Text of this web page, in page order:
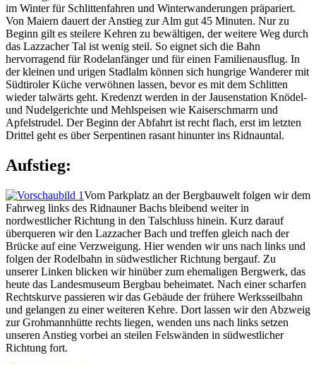
im Winter für Schlittenfahren und Winterwanderungen präpariert.
Von Maiern dauert der Anstieg zur Alm gut 45 Minuten. Nur zu
Beginn gilt es steilere Kehren zu bewältigen, der weitere Weg durch
das Lazzacher Tal ist wenig steil. So eignet sich die Bahn
hervorragend für Rodelanfänger und für einen Familienausflug. In
der kleinen und urigen Stadlalm können sich hungrige Wanderer mit
Südtiroler Küche verwöhnen lassen, bevor es mit dem Schlitten
wieder talwärts geht. Kredenzt werden in der Jausenstation Knödel-
und Nudelgerichte und Mehlspeisen wie Kaiserschmarrn und
Apfelstrudel. Der Beginn der Abfahrt ist recht flach, erst im letzten
Drittel geht es über Serpentinen rasant hinunter ins Ridnauntal.
Aufstieg:
Vom Parkplatz an der Bergbauwelt folgen wir dem
Fahrweg links des Ridnauner Bachs bleibend weiter in
nordwestlicher Richtung in den Talschluss hinein. Kurz darauf
überqueren wir den Lazzacher Bach und treffen gleich nach der
Brücke auf eine Verzweigung. Hier wenden wir uns nach links und
folgen der Rodelbahn in südwestlicher Richtung bergauf. Zu
unserer Linken blicken wir hinüber zum ehemaligen Bergwerk, das
heute das Landesmuseum Bergbau beheimatet. Nach einer scharfen
Rechtskurve passieren wir das Gebäude der frühere Werksseilbahn
und gelangen zu einer weiteren Kehre. Dort lassen wir den Abzweig
zur Grohmannhütte rechts liegen, wenden uns nach links setzen
unseren Anstieg vorbei an steilen Felswänden in südwestlicher
Richtung fort.